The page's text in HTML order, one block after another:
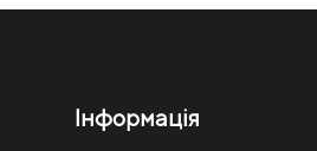
Інформація